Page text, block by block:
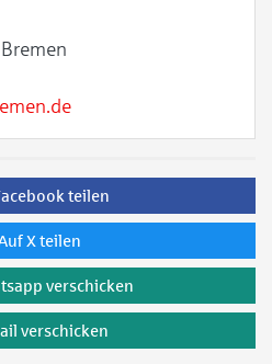
teilen
X teilen
verschicken
verschicken